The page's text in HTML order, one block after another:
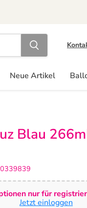
Neue Artikel
Blau
nur für
Jetzt einloggen